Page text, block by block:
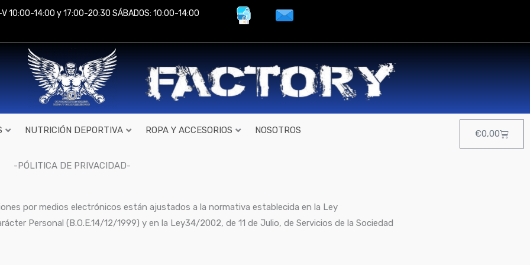
V 10:00-14:00 y 17:00-20:30 SÁBADOS: 10:00-14:00
NUTRICIÓN DEPORTIVA ROPA Y ACCESORIOS NOSOTROS €0,00Cart
-PÓLITICA DE PRIVACIDAD-
por medios electrónicos están ajustados a la normativa establecida en la Ley
Personal (B.O.E.14/12/1999) y en la Ley34/2002, de 11 de Julio, de Servicios de la Sociedad